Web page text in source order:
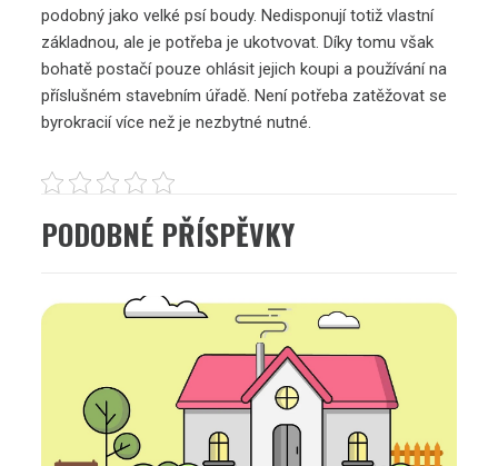
podobný jako velké psí boudy. Nedisponují totiž vlastní
základnou, ale je potřeba je ukotvovat. Díky tomu však
bohatě postačí pouze ohlásit jejich koupi a používání na
příslušném stavebním úřadě. Není potřeba zatěžovat se
byrokracií více než je nezbytné nutné.
PODOBNÉ PŘÍSPĚVKY